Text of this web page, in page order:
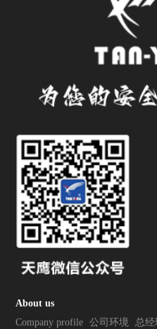
About us
Company profile 公司环境 总